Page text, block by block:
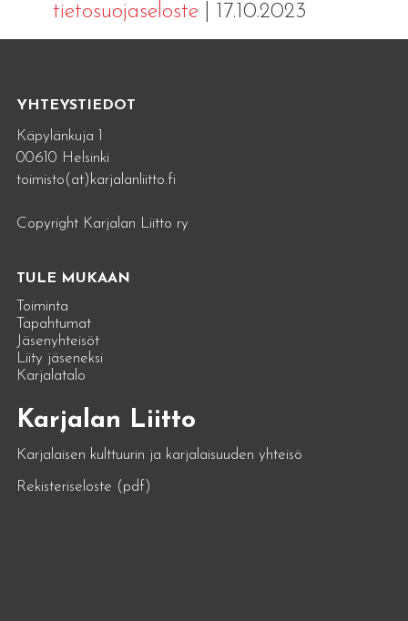
tietosuojaseloste| 17.10.2023
YHTEYSTIEDOT
Käpylänkuja 1
00610 Helsinki
toimisto(at)karjalanliitto.fi
Copyright Karjalan Liitto ry
TULE MUKAAN
Toiminta
Tapahtumat
Jäsenyhteisöt
Liity jäseneksi
Karjalatalo
Karjalan Liitto
Karjalaisen kulttuurin ja karjalaisuuden yhteisö
Rekisteriseloste (pdf)